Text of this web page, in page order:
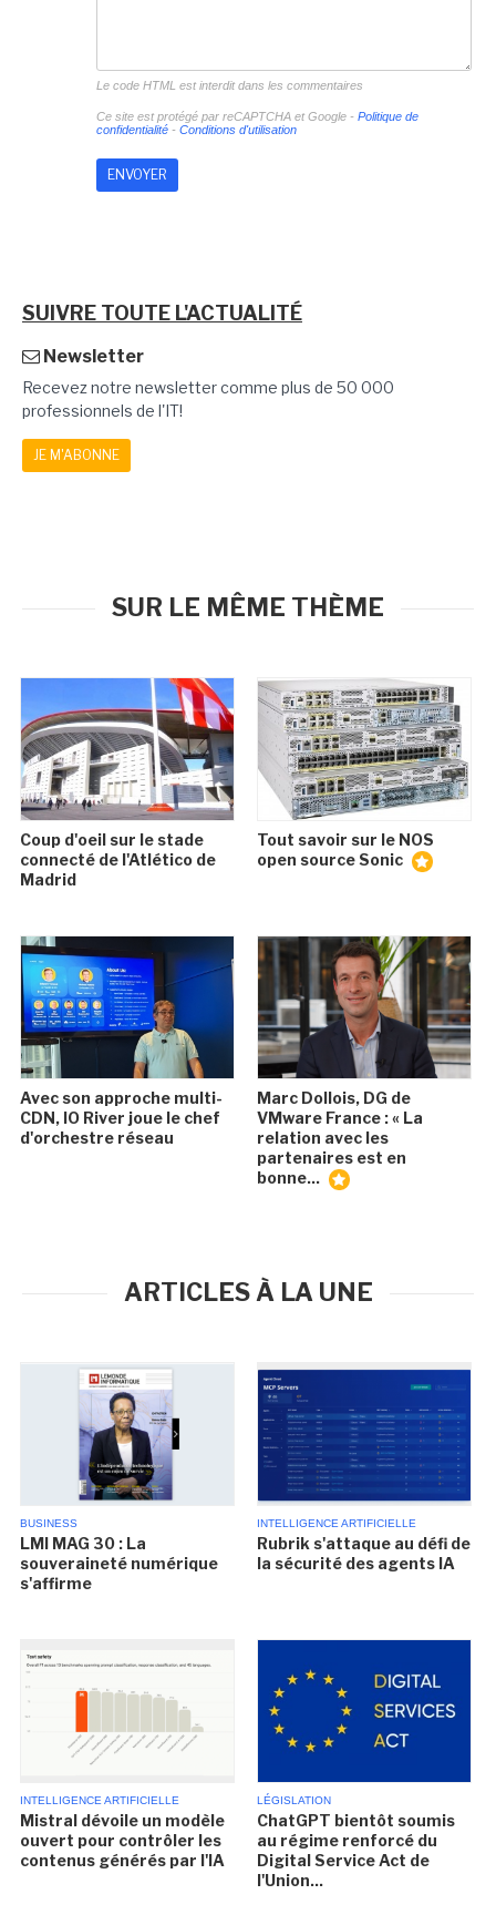
Le code HTML est interdit dans les commentaires
Ce site est protégé par reCAPTCHA et Google - Politique de
confidentialité- Conditions d'utilisation
SUIVRE TOUTE L'ACTUALITÉ
Newsletter
Recevez notre newsletter comme plus de 50 000
professionnels de l'IT!
JE M'ABONNE
SUR LE MÊME THÈME
Coup d'oeil sur le stade
connecté de l'Atlético de
Madrid
Tout savoir sur le NOS
open source Sonic
Avec son approche multi-
CDN, IO River joue le chef
d'orchestre réseau
Marc Dollois, DG de
VMware France : « La
relation avec les
partenaires est en
bonne...
ARTICLES À LA UNE
BUSINESS
LMI MAG 30 : La
souveraineté numérique
s'affirme
INTELLIGENCE ARTIFICIELLE
Rubrik s'attaque au défi de
la sécurité des agents IA
INTELLIGENCE ARTIFICIELLE
Mistral dévoile un modèle
ouvert pour contrôler les
contenus générés par l'IA
LÉGISLATION
ChatGPT bientôt soumis
au régime renforcé du
Digital Service Act de
l'Union...